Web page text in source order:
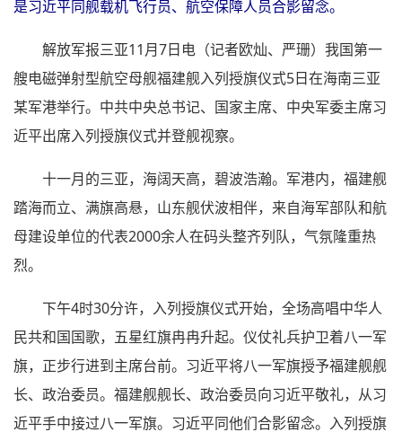
是习近平同舰载机飞行员、航空保障人员合影留念。
解放军报三亚11月7日电（记者欧灿、严珊）我国第一
艘电磁弹射型航空母舰福建舰入列授旗仪式5日在海南三亚
某军港举行。中共中央总书记、国家主席、中央军委主席习
近平出席入列授旗仪式并登舰视察。
十一月的三亚，海阔天高，碧波浩瀚。军港内，福建舰
踏海而立、满旗高悬，山东舰伏波相伴，来自海军部队和航
母建设单位的代表2000余人在码头整齐列队，气氛隆重热
烈。
下午4时30分许，入列授旗仪式开始，全场高唱中华人
民共和国国歌，五星红旗冉冉升起。仪仗礼兵护卫着八一军
旗，正步行进到主席台前。习近平将八一军旗授予福建舰舰
长、政治委员。福建舰舰长、政治委员向习近平敬礼，从习
近平手中接过八一军旗。习近平同他们合影留念。入列授旗